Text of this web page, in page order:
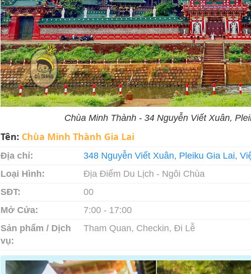
Chùa Minh Thành - 34 Nguyễn Viết Xuân,
Tên: Chùa Minh Thành Gia Lai
Địa chỉ:
348 Nguyễn Viết Xuân, Pleiku Gia Lai,
Loại Hình:
Địa Điểm Du Lịch - Ngôi Chùa
SĐT:
00
Mở Cửa:
7:00 - 17:00
Sản phẩm / Dịch
vụ:
Tham Quan, Checkin, Đi Lễ